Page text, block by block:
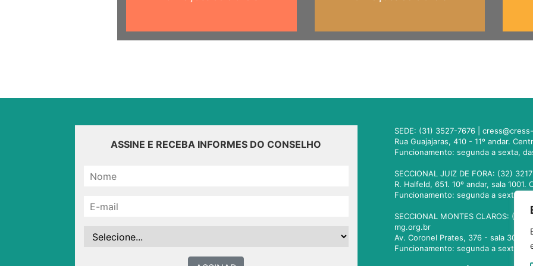
ASSINE E RECEBA INFORMES DO CONSELHO
SEDE: (31) 3527-7676 |
Rua Guajajaras, 410 - 11º andar.
Funcionamento: segunda a sexta,
SECCIONAL JUIZ DE FORA: (32)
R. Halfeld, 651. 10º andar, sala
Funcionamento: segunda a sexta,
SECCIONAL MONTES CLAROS:
mg.org.br
Av. Coronel Prates, 376 - sala 301.
Funcionamento: segunda a sexta,